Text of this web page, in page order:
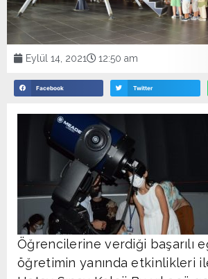
Eylül 14, 2021 12:50 am
Facebook Twitter
Öğrencilerine verdiği başarılı
öğretimin yanında etkinlikleri